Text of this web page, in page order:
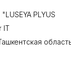
PLYUS
IT